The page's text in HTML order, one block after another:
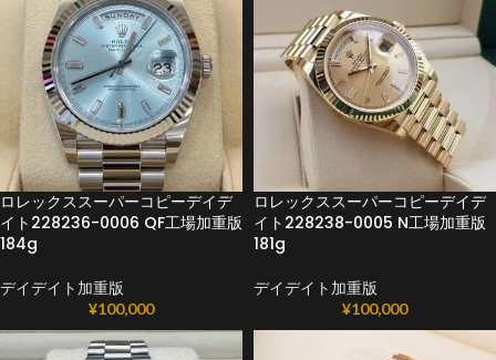
ロレックススーパーコピーデイデ
イト228236-0006 QF工場加重版
184g
デイデイト加重版
¥100,000
ロレックススーパーコピーデイデ
イト228238-0005 N工場加重版
181g
デイデイト加重版
¥100,000